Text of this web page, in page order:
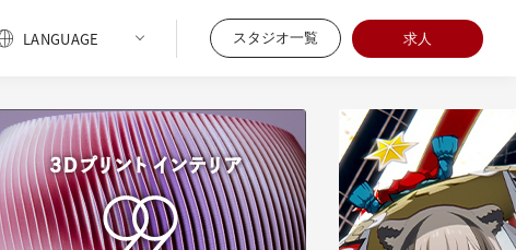
スタジオ一覧 求人